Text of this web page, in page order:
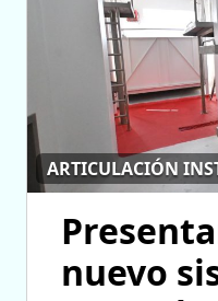
ARTICULACIÓN
nuevo